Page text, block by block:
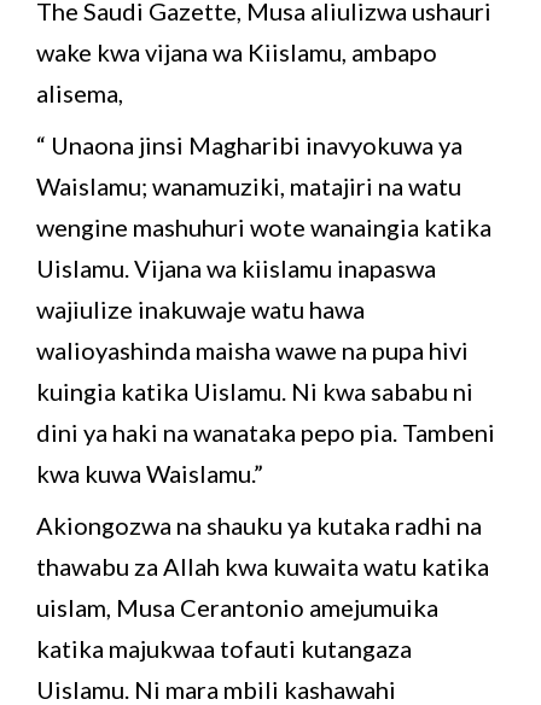
The Saudi Gazette, Musa aliulizwa ushauri
wake kwa vijana wa Kiislamu, ambapo
alisema,
“ Unaona jinsi Magharibi inavyokuwa ya
Waislamu; wanamuziki, matajiri na watu
wengine mashuhuri wote wanaingia katika
Uislamu. Vijana wa kiislamu inapaswa
wajiulize inakuwaje watu hawa
walioyashinda maisha wawe na pupa hivi
kuingia katika Uislamu. Ni kwa sababu ni
dini ya haki na wanataka pepo pia. Tambeni
kwa kuwa Waislamu.”
Akiongozwa na shauku ya kutaka radhi na
thawabu za Allah kwa kuwaita watu katika
uislam, Musa Cerantonio amejumuika
katika majukwaa tofauti kutangaza
Uislamu. Ni mara mbili kashawahi